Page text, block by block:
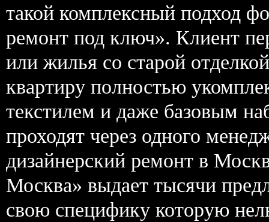
такой комплексный подход
ремонт под ключ». Клиент
или жилья со старой
квартиру полностью
текстилем и даже базовым
проходят через одного
дизайнерский ремонт в
Москва» выдает тысячи
свою специфику которую